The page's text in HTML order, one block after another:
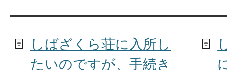
しばざくら荘に入所し
たいのですが、手続き